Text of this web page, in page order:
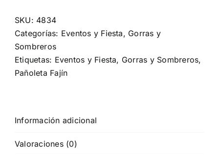
SKU: 4834
Categorías: Eventos y Fiesta, Gorras y
Sombreros
Etiquetas: Eventos y Fiesta, Gorras y Sombreros,
Pañoleta Fajín
Información adicional
Valoraciones (0)